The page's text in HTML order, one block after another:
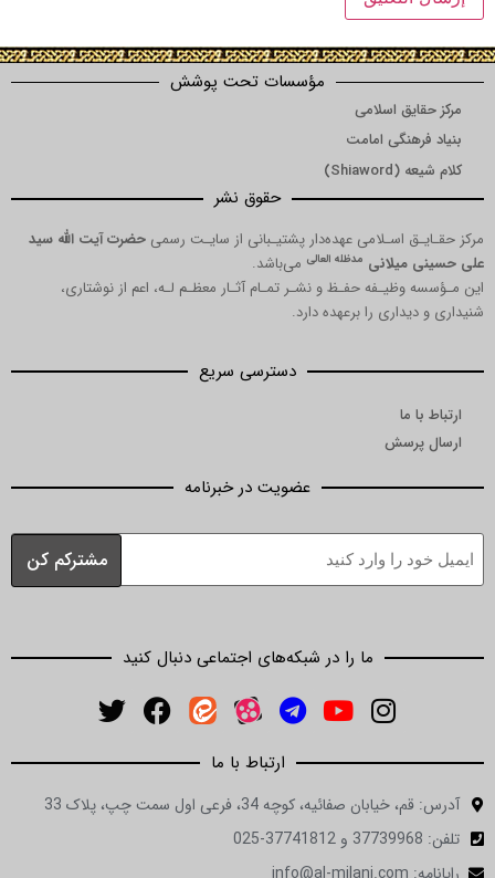
مؤسسات تحت پوشش
اسلامی
امامت
حقوق نشر
اسـلامی عهده‌دار پشتیـبانی از سایـت رسمیحضرت آیت الله سید
مدظله العالیمی‌باشد.
حفـظ و نشـر تمـام آثـار معظـم لـه، اعم از نوشتاری،
را برعهده دارد.
دسترسی سریع
عضویت در خبرنامه
ما را در شبکه‌های اجتماعی دنبال کنید
ارتباط با ما
صفائیه، کوچه 34، فرعی اول سمت چپ، پلاک 33